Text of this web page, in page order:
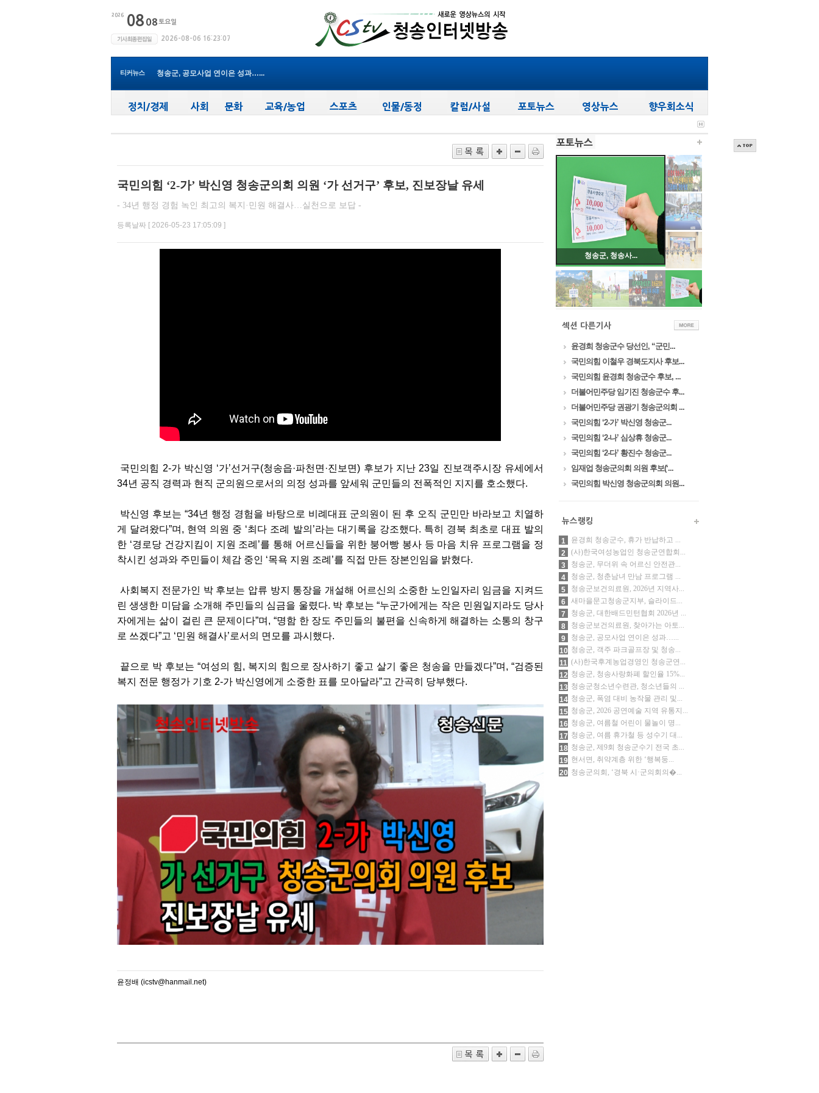
티커뉴스
청송군보건의료원, 2026년 지역사...
새마을문고청송군지부, 슬라이드...
청송군, 공모사업 연이은 성과…...
국민의힘 ‘2-가’ 박신영 청송군의회 의원 ‘가 선거구’ 후보, 진보장날 유세
- 34년 행정 경험 녹인 최고의 복지·민원 해결사…실천으로 보답 -
등록날짜 [ 2026-05-23 17:05:09 ]
국민의힘 2-가 박신영 ‘가’선거구(청송읍·파천면·진보면) 후보가 지난 23일 진보객주시장 유세에서
34년 공직 경력과 현직 군의원으로서의 의정 성과를 앞세워 군민들의 전폭적인 지지를 호소했다.
박신영 후보는 “34년 행정 경험을 바탕으로 비례대표 군의원이 된 후 오직 군민만 바라보고 치열하
게 달려왔다”며, 현역 의원 중 ‘최다 조례 발의’라는 대기록을 강조했다. 특히 경북 최초로 대표 발의
한 ‘경로당 건강지킴이 지원 조례’를 통해 어르신들을 위한 붕어빵 봉사 등 마음 치유 프로그램을 정
착시킨 성과와 주민들이 체감 중인 ‘목욕 지원 조례’를 직접 만든 장본인임을 밝혔다.
사회복지 전문가인 박 후보는 압류 방지 통장을 개설해 어르신의 소중한 노인일자리 임금을 지켜드
린 생생한 미담을 소개해 주민들의 심금을 울렸다. 박 후보는 “누군가에게는 작은 민원일지라도 당사
자에게는 삶이 걸린 큰 문제이다”며, “명함 한 장도 주민들의 불편을 신속하게 해결하는 소통의 창구
로 쓰겠다”고 ‘민원 해결사’로서의 면모를 과시했다.
끝으로 박 후보는 “여성의 힘, 복지의 힘으로 장사하기 좋고 살기 좋은 청송을 만들겠다”며, “검증된
복지 전문 행정가 기호 2-가 박신영에게 소중한 표를 모아달라”고 간곡히 당부했다.
윤정배 (icstv@hanmail.net)
청송군, 청송사...
윤경희 청송군수 당선인, “군민...
국민의힘 이철우 경북도지사 후보...
국민의힘 윤경희 청송군수 후보, ...
더불어민주당 임기진 청송군수 후...
더불어민주당 권광기 청송군의회 ...
국민의힘 ‘2-가’ 박신영 청송군...
국민의힘 ‘2-나’ 심상휴 청송군...
국민의힘 ‘2-다’ 황진수 청송군...
임재업 청송군의회 의원 후보(‘...
국민의힘 박신영 청송군의회 의원...
1
윤경희 청송군수, 휴가 반납하고 ...
2
(사)한국여성농업인 청송군연합회...
3
청송군, 무더위 속 어르신 안전관...
4
청송군, 청춘남녀 만남 프로그램 ...
5
청송군보건의료원, 2026년 지역사...
6
새마을문고청송군지부, 슬라이드...
7
청송군, 대한배드민턴협회 2026년 ...
8
청송군보건의료원, 찾아가는 아토...
9
청송군, 공모사업 연이은 성과…...
10 청송군, 객주 파크골프장 및 청송...
11 (사)한국후계농업경영인 청송군연...
12 청송군, 청송사랑화폐 할인율 15%...
13 청송군청소년수련관, 청소년들의 ...
14 청송군, 폭염 대비 농작물 관리 및...
15 청송군, 2026 공연예술 지역 유통지...
16 청송군, 여름철 어린이 물놀이 명...
17 청송군, 여름 휴가철 등 성수기 대...
18 청송군, 제9회 청송군수기 전국 초...
19 현서면, 취약계층 위한 ‘행복둥...
20 청송군의회, ‘경북 시·군의회의�...